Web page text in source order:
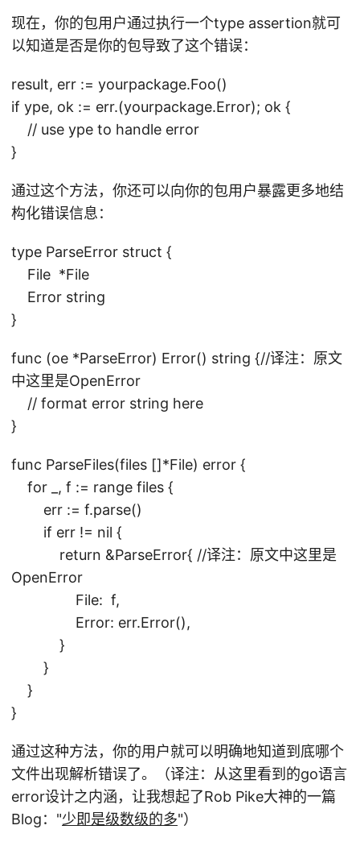
现在，你的包用户通过执行一个type assertion就可
以知道是否是你的包导致了这个错误：
result, err := yourpackage.Foo()
if ype, ok := err.(yourpackage.Error); ok {
// use ype to handle error
}
通过这个方法，你还可以向你的包用户暴露更多地结
构化错误信息：
type ParseError struct {
File *File
Error string
}
func (oe *ParseError) Error() string {//译注：原文
中这里是OpenError
// format error string here
}
func ParseFiles(files []*File) error {
for _, f := range files {
err := f.parse()
if err != nil {
return &ParseError{ //译注：原文中这里是
OpenError
File: f,
Error: err.Error(),
}
}
}
}
通过这种方法，你的用户就可以明确地知道到底哪个
文件出现解析错误了。（译注：从这里看到的go语言
error设计之内涵，让我想起了Rob Pike大神的一篇
Blog："少即是级数级的多"）